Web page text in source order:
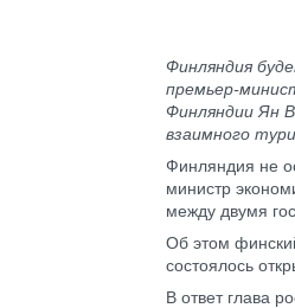
Финляндия
премьер-
Финляндии Ян
взаимного
Финляндия не
министр
между двумя
Об этом
состоялось
В ответ глава